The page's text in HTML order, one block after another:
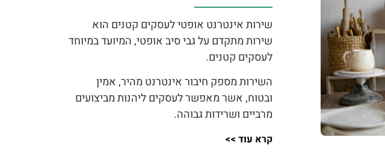
שירות אינטרנט אופטי לעסקים קטנים הוא
שירות מתקדם על גבי סיב אופטי, המיועד במיוחד
לעסקים קטנים.
השירות מספק חיבור אינטרנט מהיר, אמין
ובטוח, אשר מאפשר לעסקים ליהנות מביצועים
מרביים ושרידות גבוהה.
קרא עוד >>